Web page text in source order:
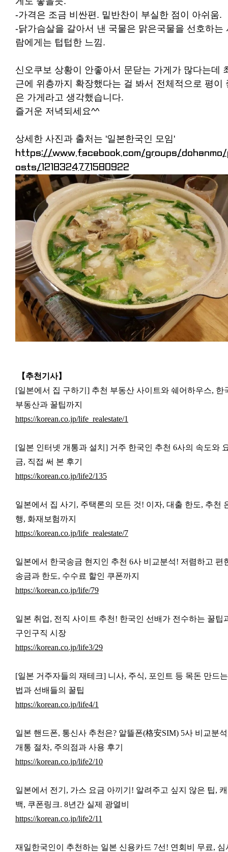
-가격은 조금 비싼편. 밑반찬이 부실한 점이 아쉬움.
-닭가슴살을 갈아서 낸 국물은 맑은국물을 선호하는
람에게는 텁텁한 느낌.
신오쿠보 상황이 안좋아서 문닫는 가게가 많다는데
근에 위층까지 확장했다는 걸 봐서 전체적으로 평이
은 가게라고 생각했습니다.
즐거운 저녁되세요^^
상세한 사진과 출처는 '일본한국인 모임'
https://www.facebook.com/groups/
osts/1218324771580922
【추천기사】
[일본에서 집 구하기] 추천 부동산 사이트와 쉐어하우스, 한
부동산과 꿀팁까지
https://korean.co.jp/life_realestate/1
[일본 인터넷 개통과 설치] 거주 한국인 추천 6사의 속도와
금, 직접 써 본 후기
https://korean.co.jp/life2/135
일본에서 집 사기, 주택론의 모든 것! 이자, 대출 한도, 추천
행, 화재보험까지
https://korean.co.jp/life_realestate/7
일본에서 한국송금 현지인 추천 6사 비교분석! 저렴하고 편
송금과 한도, 수수료 할인 쿠폰까지
https://korean.co.jp/life/79
일본 취업, 전직 사이트 추천! 한국인 선배가 전수하는 꿀팁
구인구직 시장
https://korean.co.jp/life3/29
[일본 거주자들의 재테크] 니사, 주식, 포인트 등 목돈 만드는
법과 선배들의 꿀팁
https://korean.co.jp/life4/1
일본 핸드폰, 통신사 추천은? 알뜰폰(格安SIM) 5사 비교분
개통 절차, 주의점과 사용 후기
https://korean.co.jp/life2/10
일본에서 전기, 가스 요금 아끼기! 알려주고 싶지 않은 팁,
백, 쿠폰링크. 8년간 실제 광열비
https://korean.co.jp/life2/11
재일한국인이 추천하는 일본 신용카드 7선! 연회비 무료, 심